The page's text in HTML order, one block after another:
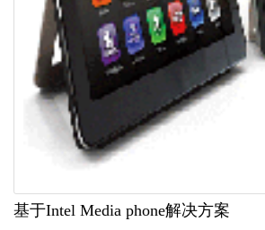
基于Intel Media phone解决方案